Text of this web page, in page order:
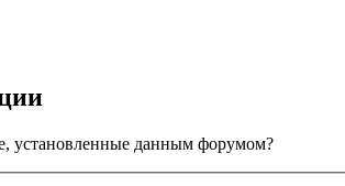
установленные данным форумом?